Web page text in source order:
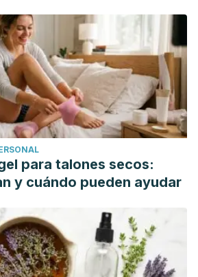
Tea Polyphenols. Molecules. 2018
10.3390/molecules23051176. PMID:
PMC6099746.
BS, Chaiyasut C, Tencomnao T. A
of Green Tea (Camellia sinensis) in
Resistance, Neuroprotection, and
2019 Feb 23;11(2):474. doi:
PMID: 30813433; PMCID:
Tea Catechins: Their Use in Treating
Diseases. Biomed Res Int. 2018
doi: 10.1155/2018/9105261. PMID:
PMC6076941.
para talones secos:
y cuándo pueden ayudar